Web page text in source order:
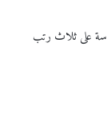
على ثلاث رتب